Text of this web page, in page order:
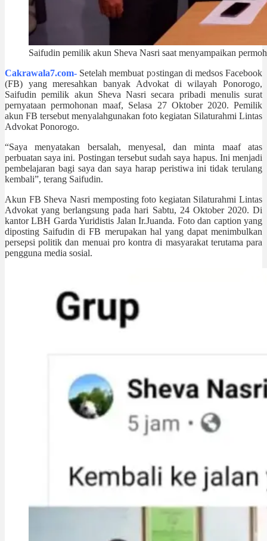
Saifudin pemilik akun Sheva Nasri saat menyampaikan
Cakrawala7.com- Setelah membuat postingan di medsos Facebook
(FB) yang meresahkan banyak Advokat di wilayah Ponorogo,
Saifudin pemilik akun Sheva Nasri secara pribadi menulis surat
pernyataan permohonan maaf, Selasa 27 Oktober 2020. Pemilik
akun FB tersebut menyalahgunakan foto kegiatan Silaturahmi Lintas
Advokat Ponorogo.
“Saya menyatakan bersalah, menyesal, dan minta maaf atas
perbuatan saya ini. Postingan tersebut sudah saya hapus. Ini menjadi
pembelajaran bagi saya dan saya harap peristiwa ini tidak terulang
kembali”, terang Saifudin.
Akun FB Sheva Nasri memposting foto kegiatan Silaturahmi Lintas
Advokat yang berlangsung pada hari Sabtu, 24 Oktober 2020. Di
kantor LBH Garda Yuridistis Jalan Ir.Juanda. Foto dan caption yang
diposting Saifudin di FB merupakan hal yang dapat menimbulkan
persepsi politik dan menuai pro kontra di masyarakat terutama para
pengguna media sosial.